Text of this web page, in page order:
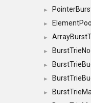
►
► ElementPool
►
►
►
►
►